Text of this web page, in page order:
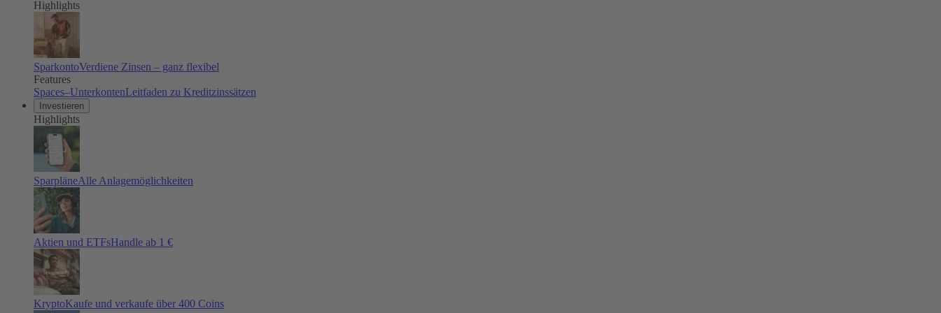
Highlights
SparkontoVerdiene Zinsen – ganz flexibel
Features
Spaces–UnterkontenLeitfaden zu Kreditzinssätzen
Investieren
Highlights
SparpläneAlle Anlagemöglichkeiten
Aktien und ETFsHandle ab 1 €
KryptoKaufe und verkaufe über 400 Coins